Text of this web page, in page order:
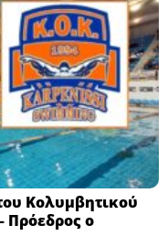
Κολυμβητικού
Πρόεδρος ο